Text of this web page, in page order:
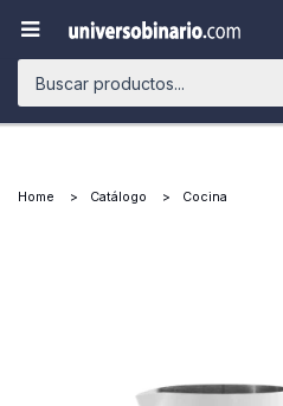

Home Catálogo Cocina